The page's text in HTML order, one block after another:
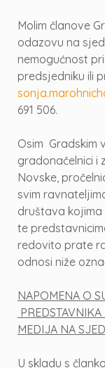
Molim članove
odazovu na
nemogućnost
predsjedniku ili
691 506.
Osim Gradskim
gradonačelnici i
Novske,
svim
društava kojima
te
redovito prate
odnosi niže
NAPOMENA O
MEDIJA NA
U skladu s